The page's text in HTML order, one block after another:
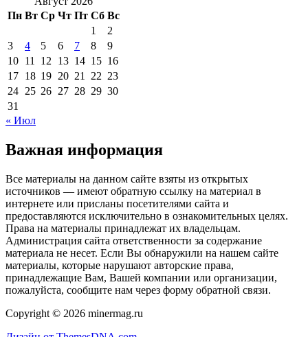
Пн Вт Ср Чт Пт Сб Вс
1
2
3
4 5 6 7 8
9
10 11 12 13 14 15 16
17 18 19 20 21 22 23
24 25 26 27 28 29 30
31
« Июл
Важная информация
Все материалы на данном сайте взяты из открытых
источников — имеют обратную ссылку на материал в
интернете или присланы посетителями сайта и
предоставляются исключительно в ознакомительных целях.
Права на материалы принадлежат их владельцам.
Администрация сайта ответственности за содержание
материала не несет. Если Вы обнаружили на нашем сайте
материалы, которые нарушают авторские права,
принадлежащие Вам, Вашей компании или организации,
пожалуйста, сообщите нам через форму обратной связи.
Copyright © 2026 minermag.ru